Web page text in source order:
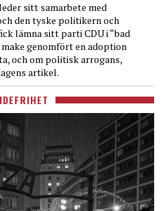
sitt samarbete med
den tyske politikern och
lämna sitt parti CDU i “bad
genomfört en adoption
och om politisk arrogans,
artikel.